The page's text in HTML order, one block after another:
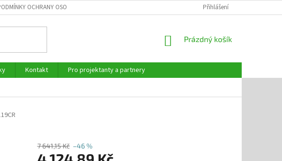
OCHRANY OSOBNÍCH ÚDAJŮ Přihlášení
NÁKUPNÍ
Prázdný košík
Kontakt
Pro projektanty a partnery
7 641,15 Kč –46 %